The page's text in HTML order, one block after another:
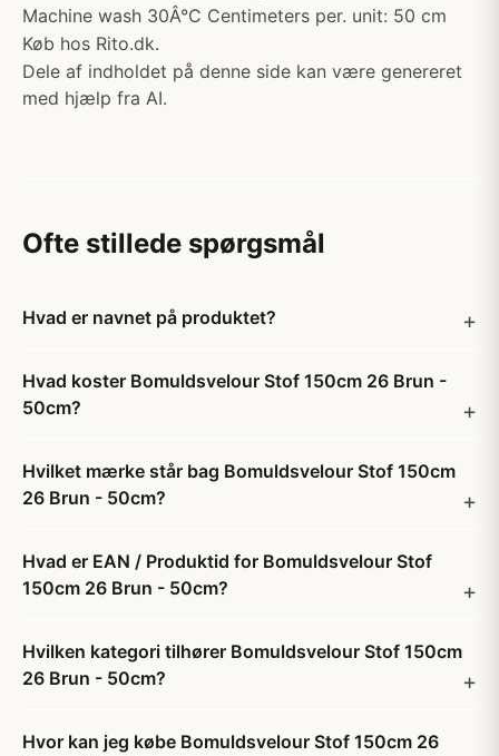
Machine wash 30Â°C Centimeters per. unit: 50 cm
Køb hos Rito.dk.
Dele af indholdet på denne side kan være genereret
med hjælp fra AI.
Ofte stillede spørgsmål
Hvad er navnet på produktet?
Hvad koster Bomuldsvelour Stof 150cm 26 Brun -
50cm?
Hvilket mærke står bag Bomuldsvelour Stof 150cm
26 Brun - 50cm?
Hvad er EAN / Produktid for Bomuldsvelour Stof
150cm 26 Brun - 50cm?
Hvilken kategori tilhører Bomuldsvelour Stof 150cm
26 Brun - 50cm?
Hvor kan jeg købe Bomuldsvelour Stof 150cm 26